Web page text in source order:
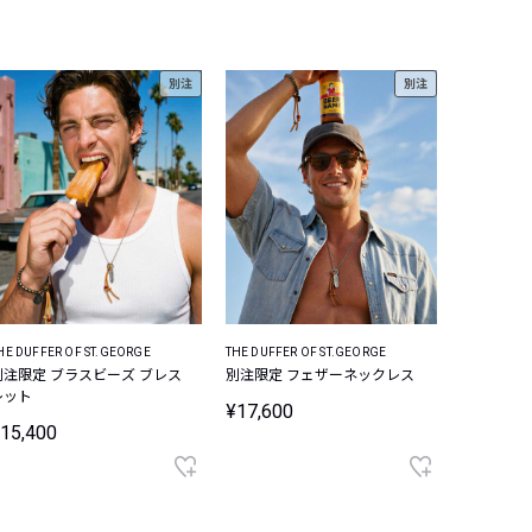
別注
DUFFER OF ST.GEORGE
注限定 ブラスビーズ ブレス
ット
別注
THE DUFFER OF ST.GEORGE
別注限定 フェザーネックレス
¥17,600